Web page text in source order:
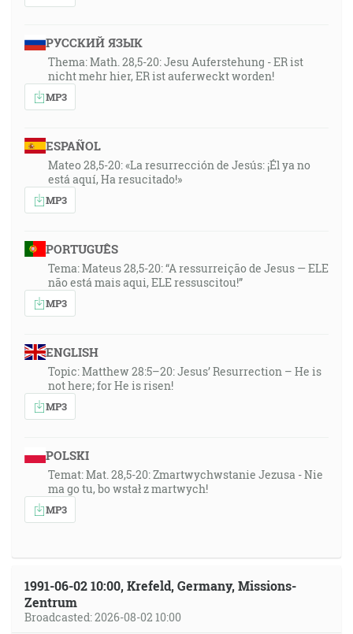
РУССКИЙ ЯЗЫК
Thema: Math. 28,5-20: Jesu Auferstehung - ER ist
nicht mehr hier, ER ist auferweckt worden!
MP3
ESPAÑOL
Mateo 28,5-20: «La resurrección de Jesús: ¡Él ya no
está aquí, Ha resucitado!»
MP3
PORTUGUÊS
Tema: Mateus 28,5-20: “A ressurreição de Jesus — ELE
não está mais aqui, ELE ressuscitou!”
MP3
ENGLISH
Topic: Matthew 28:5–20: Jesus’ Resurrection – He is
not here; for He is risen!
MP3
POLSKI
Temat: Mat. 28,5-20: Zmartwychwstanie Jezusa - Nie
ma go tu, bo wstał z martwych!
MP3
1991-06-02 10:00, Krefeld, Germany, Missions-
Zentrum
Broadcasted: 2026-08-02 10:00